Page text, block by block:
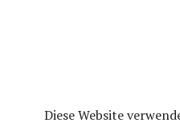
Diese Website